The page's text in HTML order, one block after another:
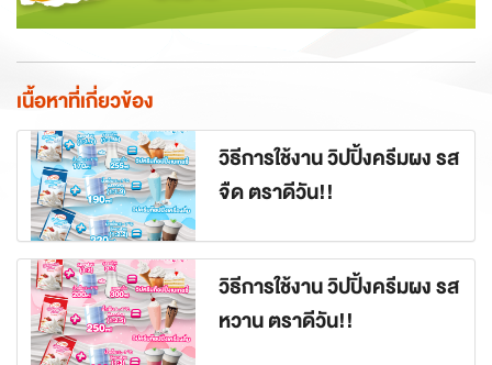
เนื้อหาที่เกี่ยวข้อง
วิธีการใช้งาน วิปปิ้งครีมผง รส
จืด ตราดีวัน!!
วิธีการใช้งาน วิปปิ้งครีมผง รส
หวาน ตราดีวัน!!